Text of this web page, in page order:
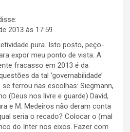
2013 às 17:59
pura. Isto posto, peço-
expor meu ponto de vista: A
fracasso em 2013 é da
da tal ‘governabilidade’
se ferrou nas escolhas: Siegmann,
(Deus nos livre e guarde) David,
e M. Medeiros não deram conta
seria o recado? Colocar o (mal
do Inter nos eixos. Fazer com